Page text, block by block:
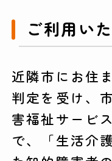
ご利用い
近隣市にお住
判定を受け、
害福祉サービ
で、「生活介